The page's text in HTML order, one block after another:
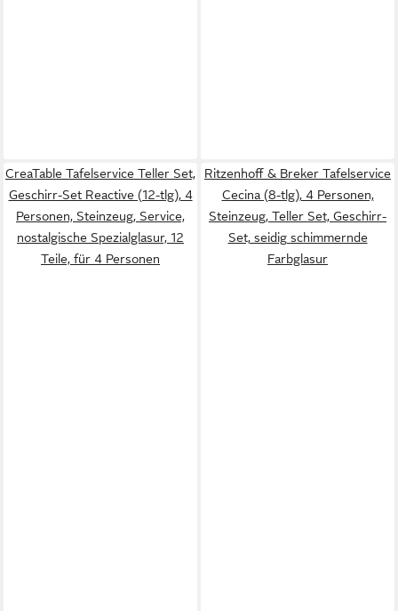
CreaTable Tafelservice Teller Set,
Geschirr-Set Reactive (12-tlg), 4
Personen, Steinzeug, Service,
nostalgische Spezialglasur, 12
Teile, für 4 Personen
Ritzenhoff & Breker Tafelservice
Cecina (8-tlg), 4 Personen,
Steinzeug, Teller Set, Geschirr-
Set, seidig schimmernde
Farbglasur